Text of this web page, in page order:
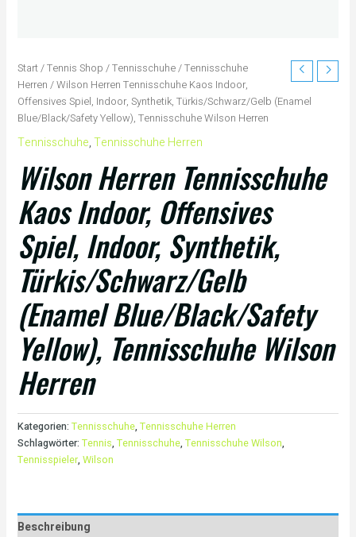
Start/Tennis Shop /Tennisschuhe/Tennisschuhe
Herren / Wilson Herren Tennisschuhe Kaos Indoor,
Offensives Spiel, Indoor, Synthetik, Türkis/Schwarz/Gelb (Enamel
Blue/Black/Safety Yellow), Tennisschuhe Wilson Herren
Tennisschuhe,Tennisschuhe Herren
Wilson Herren Tennisschuhe
Kaos Indoor, Offensives
Spiel, Indoor, Synthetik,
Türkis/Schwarz/Gelb
(Enamel Blue/Black/Safety
Yellow), Tennisschuhe Wilson
Herren
Kategorien: Tennisschuhe, Tennisschuhe Herren
Schlagwörter: Tennis, Tennisschuhe, Tennisschuhe Wilson,
Tennisspieler, Wilson
Beschreibung